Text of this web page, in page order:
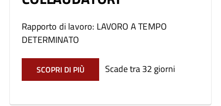
Rapporto di lavoro: LAVORO A TEMPO
DETERMINATO
SCOPRI DI PIÙ Scade tra 32 giorni